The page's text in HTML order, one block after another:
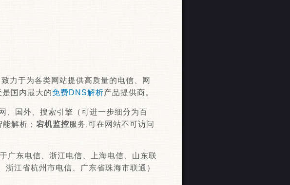
力于为各类网站提供高质量的电信、网
国内最大的免费DNS解析产品提供商。
、国外、搜索引擎（可进一步细分为百
解析； 宕机监控服务,可在网站不可访问
广东电信、浙江电信、上海电信、山东联
江省杭州市电信、广东省珠海市联通）